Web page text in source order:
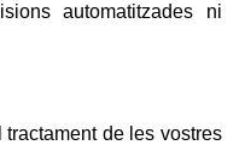
automatitzades ni
de les vostres